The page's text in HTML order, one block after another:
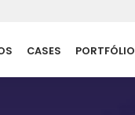
CASES PORTFÓLIO